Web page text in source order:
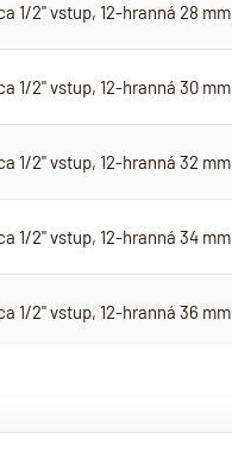
1/2" vstup, 12-hranná 28 mm
1/2" vstup, 12-hranná 30 mm
1/2" vstup, 12-hranná 32 mm
1/2" vstup, 12-hranná 34 mm
1/2" vstup, 12-hranná 36 mm